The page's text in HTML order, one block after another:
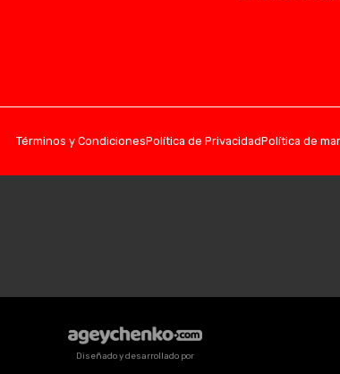
Términos y CondicionesPolítica de PrivacidadPolítica de
Diseñado y desarrollado por